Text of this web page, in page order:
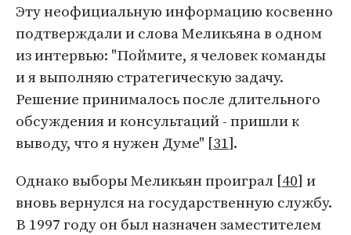
Эту неофициальную информацию косвенно
подтверждали и слова Меликьяна в одном
из интервью: "Поймите, я человек команды
и я выполняю стратегическую задачу.
Решение принималось после длительного
обсуждения и консультаций - пришли к
выводу, что я нужен Думе" [31].
Однако выборы Меликьян проиграл [40] и
вновь вернулся на государственную службу.
В 1997 году он был назначен заместителем